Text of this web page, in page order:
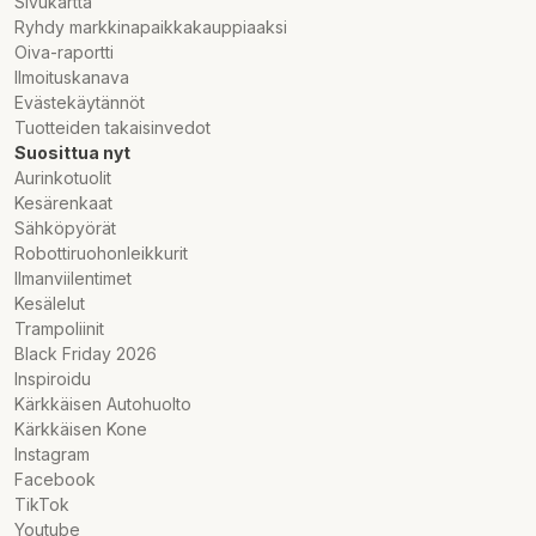
Tillverkningsland:
Finland
Ryhdy markkinapaikkakauppiaaksi
Oiva-raportti
Ilmoituskanava
Evästekäytännöt
Tuotteiden takaisinvedot
Suosittua nyt
Aurinkotuolit
Kesärenkaat
Sähköpyörät
Robottiruohonleikkurit
Ilmanviilentimet
Kesälelut
Trampoliinit
Black Friday 2026
Inspiroidu
Kärkkäisen Autohuolto
Kärkkäisen Kone
Instagram
Facebook
TikTok
Youtube